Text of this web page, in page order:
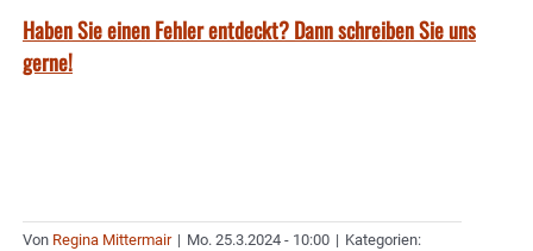
Haben Sie einen Fehler entdeckt? Dann schreiben Sie uns
gerne!
Von Regina Mittermair | Mo. 25.3.2024 - 10:00 | Kategorien: